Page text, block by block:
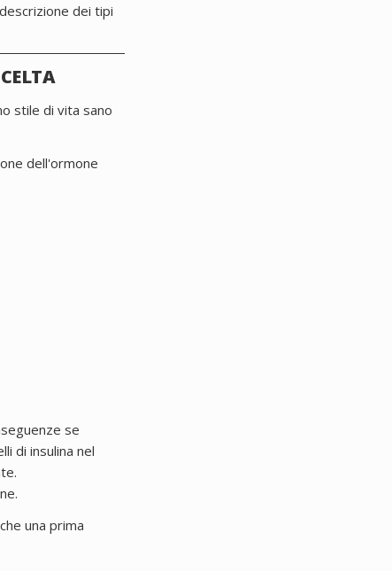
dei tipi
stile di vita sano
dell'ormone
se
di insulina nel
una prima